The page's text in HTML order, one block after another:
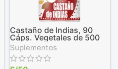
Castaño de Indias, 90
Cáps. Vegetales de 500
mg
Suplementos